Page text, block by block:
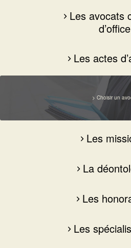
Les avocats
d’office
Les actes
> Choisir un
Les
La
Les
Les